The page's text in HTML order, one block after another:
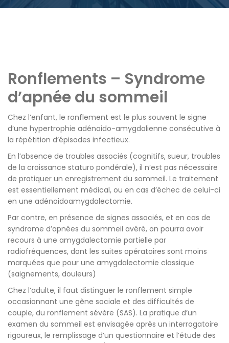
Ronflements – Syndrome
d’apnée du sommeil
Chez l’enfant, le ronflement est le plus souvent le signe
d’une hypertrophie adénoido-amygdalienne consécutive à
la répétition d’épisodes infectieux.
En l’absence de troubles associés (cognitifs, sueur, troubles
de la croissance staturo pondérale), il n’est pas nécessaire
de pratiquer un enregistrement du sommeil. Le traitement
est essentiellement médical, ou en cas d’échec de celui-ci
en une adénoidoamygdalectomie.
Par contre, en présence de signes associés, et en cas de
syndrome d’apnées du sommeil avéré, on pourra avoir
recours à une amygdalectomie partielle par
radiofréquences, dont les suites opératoires sont moins
marquées que pour une amygdalectomie classique
(saignements, douleurs)
Chez l’adulte, il faut distinguer le ronflement simple
occasionnant une gêne sociale et des difficultés de
couple, du ronflement sévère (SAS). La pratique d’un
examen du sommeil est envisagée après un interrogatoire
rigoureux, le remplissage d’un questionnaire et l’étude des
CHIRURGIE ESTHÉTIQUE DE LA
FACE ET DU COU